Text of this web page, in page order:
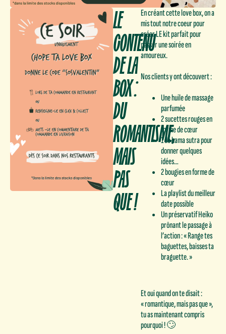
LE
CONTENU
DE LA
BOX :
DU
ROMANTISME,
MAIS
PAS
QUE !
En créant cette love box, on a
mis tout notre coeur pour
créer LE kit parfait pour
passer une soirée en
amoureux.
Nos clients y ont découvert :
Une huile de massage
parfumée
2 sucettes rouges en
forme de cœur
1 dé kama sutra pour
donner quelques
idées…
2 bougies en forme de
cœur
La playlist du meilleur
date possible
Un préservatif Heiko
prônant le passage à
l’action : « Range tes
baguettes, baisses ta
braguette. »
Et oui quand on te disait :
« romantique, mais pas que »,
tu as maintenant compris
pourquoi ! 🙄